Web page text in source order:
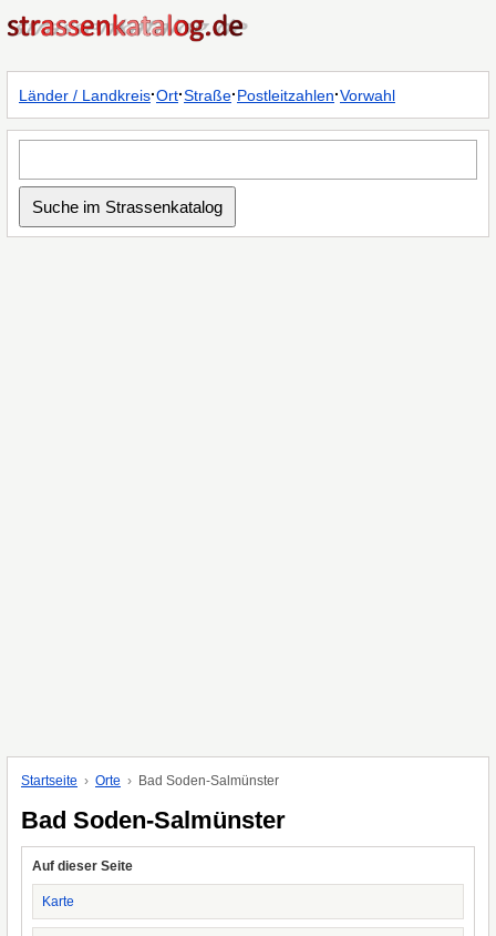
Länder / Landkreis·Ort·Straße·Postleitzahlen·Vorwahl
Startseite Orte Bad Soden-Salmünster
Bad Soden-Salmünster
Auf dieser Seite
Karte